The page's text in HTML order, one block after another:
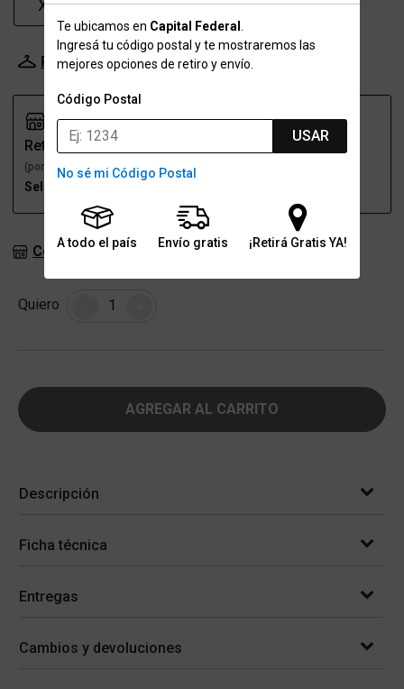
Te ubicamos en Capital Federal
Ingresá tu código postal y te mostraremos las
mejores opciones de retiro y envío.
Código Postal
USAR
No sé mi Código Postal
A todo el país Envío gratis ¡Retirá Gratis YA!
XXL
Probador Virtual Tabla de talles
Retiro
(por una sucursal)
Seleccioná talle
Consultar stock en sucursales
Quiero Cantidad
AGREGAR AL CARRITO
Descripción
Ficha técnica
Entregas
Cambios y devoluciones